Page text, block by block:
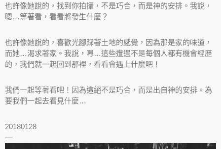
也許像她說的，找到你拍攝，不是巧合，而是神的安排。我說，
嗯…等著看，看看將發生什麼？
也許像她說的，喜歡光腳踩著土地的感覺，因為那是家的味道，
而她…渴求著家。我說，嗯…這些遭遇不是每個人都有機會經歷
的，我們就一起回到那裡，看看會遇上什麼吧！
我們一起等著看吧！因為這絕不是巧合，而是出自神的安排。為
要我們一起去看見什麼…
20180128
—